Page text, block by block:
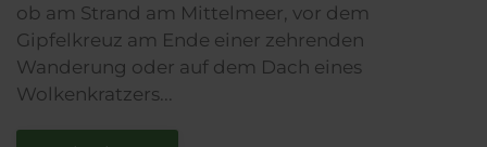
ob am Strand am Mittelmeer, vor dem
Gipfelkreuz am Ende einer zehrenden
Wanderung oder auf dem Dach eines
Wolkenkratzers...